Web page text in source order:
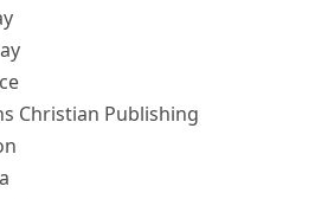
Christian Publishing